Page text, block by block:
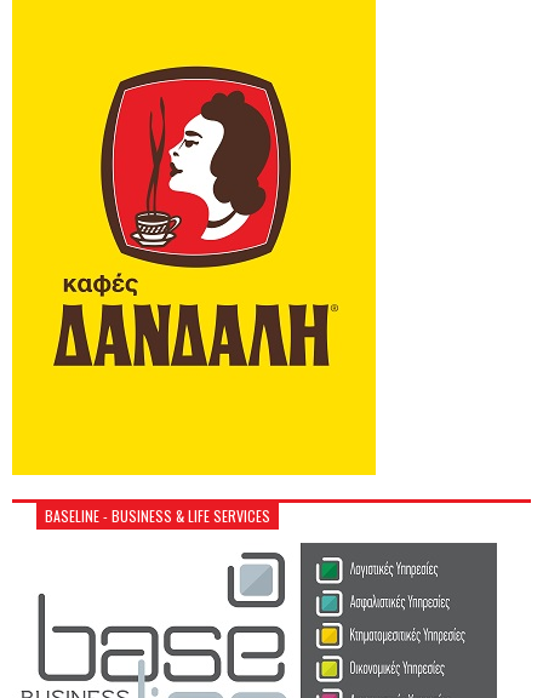
BASELINE - BUSINESS & LIFE SERVICES